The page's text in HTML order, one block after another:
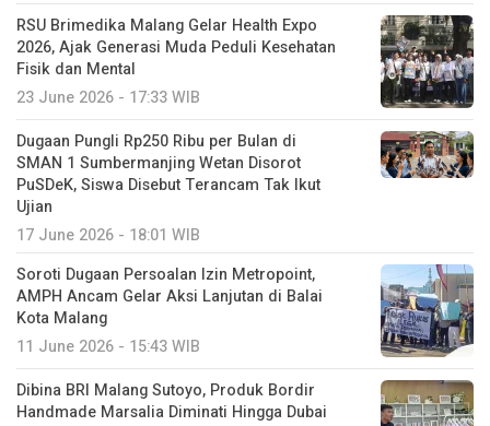
RSU Brimedika Malang Gelar Health Expo
2026, Ajak Generasi Muda Peduli Kesehatan
Fisik dan Mental
23 June 2026 - 17:33 WIB
Dugaan Pungli Rp250 Ribu per Bulan di
SMAN 1 Sumbermanjing Wetan Disorot
PuSDeK, Siswa Disebut Terancam Tak Ikut
Ujian
17 June 2026 - 18:01 WIB
Soroti Dugaan Persoalan Izin Metropoint,
AMPH Ancam Gelar Aksi Lanjutan di Balai
Kota Malang
11 June 2026 - 15:43 WIB
Dibina BRI Malang Sutoyo, Produk Bordir
Handmade Marsalia Diminati Hingga Dubai